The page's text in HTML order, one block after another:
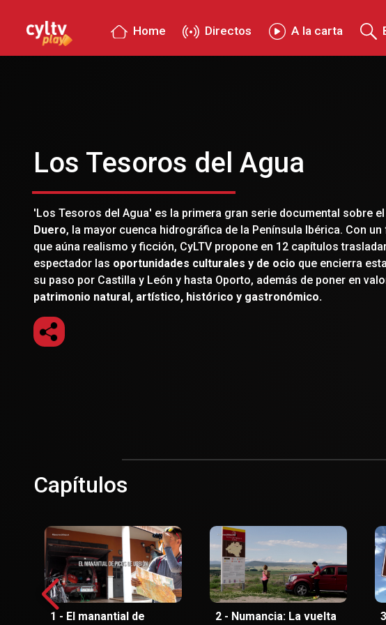
Home Directos A la carta
Los Tesoros del Agua
'Los Tesoros del Agua' es la primera gran serie documental sobre el
Duero, la mayor cuenca hidrográfica de la Península Ibérica. Con
que aúna realismo y ficción, CyLTV propone en 12 capítulos
espectador las oportunidades culturales y de ocio que encierra
su paso por Castilla y León y hasta Oporto, además de poner en
patrimonio natural, artístico, histórico y gastronómico.
Capítulos
1 - El manantial de 2 - Numancia: La vuelta